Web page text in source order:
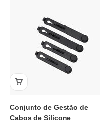
Conjunto de Gestão de
Cabos de Silicone